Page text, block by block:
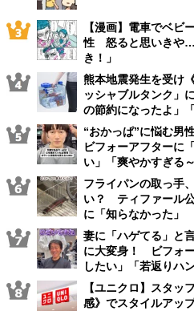
【漫画】電車でベビ
性 怒ると思いきや
き！」
熊本地震発生を受け
ッシャブルタンク」
の節約になったよ」
“おかっぱ”に悩む男
ビフォーアフターに
い」「爽やかすぎる
フライパンの取っ手
い？ ティファール
に「知らなかった」
妻に「ハゲてる」と
に大変身！ ビフォ
したい」「若返りハ
【ユニクロ】スタ
感》でスタイルアッ